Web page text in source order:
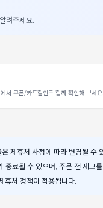
려주세요.
서 쿠폰/카드할인도 함께 확인해 보세요.
제휴처 사정에 따라 변경될 수
종료될 수 있으며, 주문 전 재고
휴처 정책이 적용됩니다.